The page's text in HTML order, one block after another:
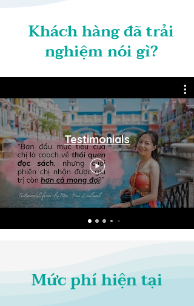
Khách hàng đã trải
nghiệm nói gì?
Testimonials
Mức phí hiện tại